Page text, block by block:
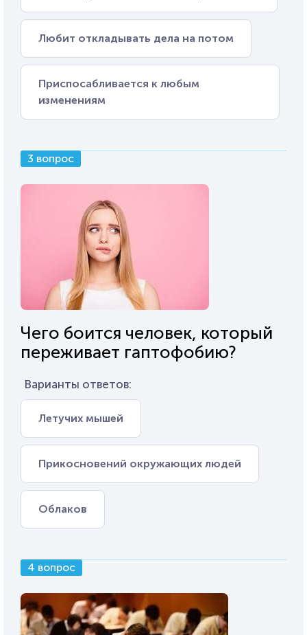
Любит откладывать дела на потом
Приспосабливается к любым
изменениям
3 вопрос
Чего боится человек, который
переживает гаптофобию?
Варианты ответов:
Летучих мышей
Прикосновений окружающих людей
Облаков
4 вопрос